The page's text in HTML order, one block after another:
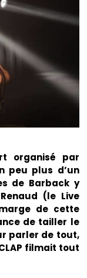
organisé par
peu plus d’un
de Barback y
(le Live
de cette
de tailler le
parler de tout,
filmait tout